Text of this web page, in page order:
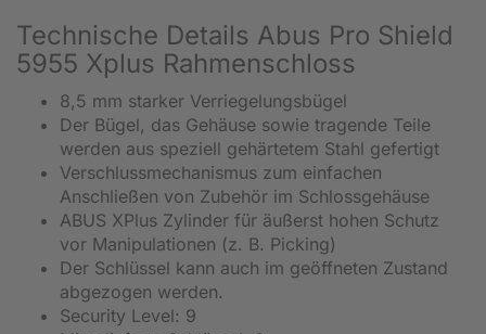
Technische Details Abus Pro Shield
5955 Xplus Rahmenschloss
8,5 mm starker Verriegelungsbügel
Der Bügel, das Gehäuse sowie tragende Teile
werden aus speziell gehärtetem Stahl gefertigt
Verschlussmechanismus zum einfachen
Anschließen von Zubehör im Schlossgehäuse
ABUS XPlus Zylinder für äußerst hohen Schutz
vor Manipulationen (z. B. Picking)
Der Schlüssel kann auch im geöffneten Zustand
abgezogen werden.
Security Level: 9